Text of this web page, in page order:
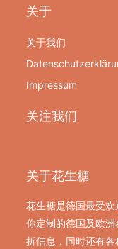
关于
关于我们
Impressum
关注我们
关于花生糖
花生糖是德国最受
你定制的德国及欧
折信息，同时还有